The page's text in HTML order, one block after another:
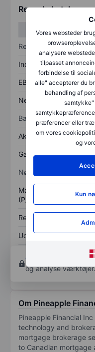
Vores websteder
analysere
tilpasset
forbindelse til
alle" accepterer du
behandling af
samtykke"
præferencer eller
om vores
og
Kun
Regnskabstal
Resultatopgørelse
Indtægter
EBITDA
Nettoresultat
Balance
Aktiver i alt
Gæld
Nøgletal
Markedsværdi/
(P/S)
Resultat pr. aktie (EPS)
Udbytte pr. aktie
Opret konto
for at
og analyse værktøjer.
Om Pineapple
Pineapple Financial
technology and
mortgage brokerage
to Canadian mortgage